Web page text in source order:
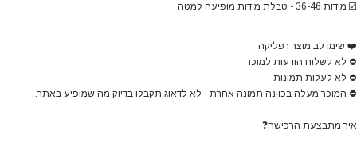
☑️ מידות 36-46 - טבלת מידות מופיעה למטה
❤️ שימו לב מוצר רפליקה
⛔ לא לשלוח הודעות למוכר
⛔ לא לעלות תמונות
⛔ המוכר מעלה בכוונה תמונה אחרת - לא לדאוג תקבלו בדיוק מה שמופיע באתר.
איך מתבצעת הרכישה❓